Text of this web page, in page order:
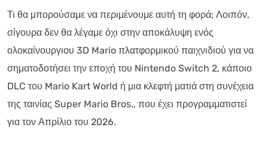
Τι θα μπορούσαμε να περιμένουμε αυτή τη φορά; Λοιπόν,
σίγουρα δεν θα λέγαμε όχι στην αποκάλυψη ενός
ολοκαίνουργιου 3D Mario πλατφορμικού παιχνιδιού για να
σηματοδοτήσει την εποχή του Nintendo Switch 2, κάποιο
DLC του Mario Kart World ή μια κλεφτή ματιά στη συνέχεια
της ταινίας Super Mario Bros., που έχει προγραμματιστεί
για τον Απρίλιο του 2026.